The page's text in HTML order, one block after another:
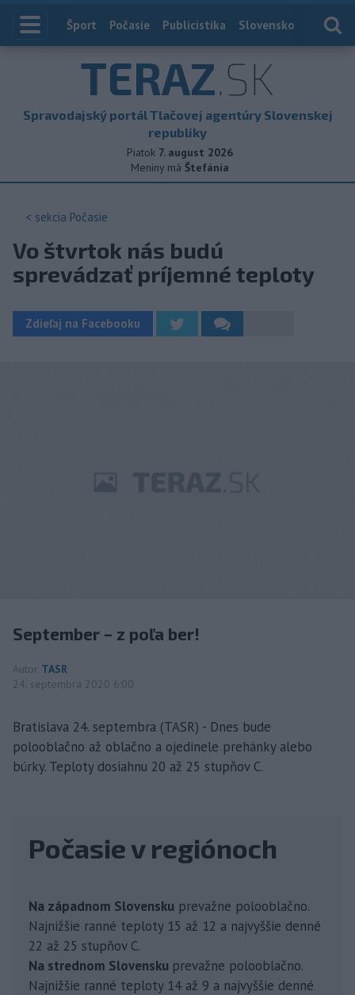
Index
Šport Počasie Publicistika Slovensko
TERAZ.SK
Spravodajský portál Tlačovej agentúry Slovenskej
republiky
Piatok 7. august 2026
Meniny má Štefánia
< sekcia Počasie
Vo štvrtok nás budú
sprevádzať príjemné teploty
Zdieľaj na Facebooku
September – z poľa ber!
Autor TASR
24. septembra 2020 6:00
Bratislava 24. septembra (TASR) - Dnes bude
polooblačno až oblačno a ojedinele prehánky alebo
búrky. Teploty dosiahnu 20 až 25 stupňov C.
Počasie v regiónoch
Na západnom Slovensku prevažne polooblačno.
Najnižšie ranné teploty 15 až 12 a najvyššie denné
22 až 25 stupňov C.
Na strednom Slovensku prevažne polooblačno.
Najnižšie ranné teploty 14 až 9 a najvyššie denné